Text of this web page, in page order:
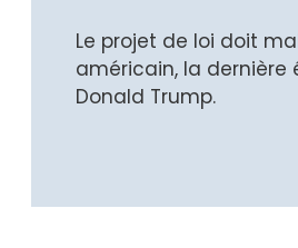
Le projet de loi doit
américain, la
Donald Trump.